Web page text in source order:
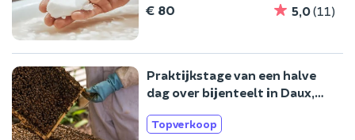
€ 80 5,0(11)
Praktijkstage van een halve
dag over bijenteelt in Daux,
Topverkoop